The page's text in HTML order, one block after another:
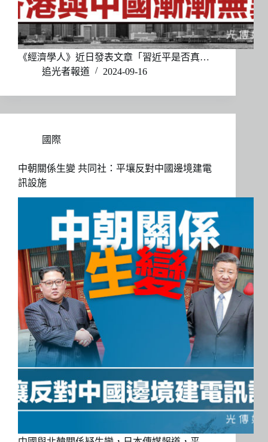
《經濟學人》近日發表文章「習近平是否真…
追光者報道
2024-09-16
國際
中朝關係生變 共同社：平壤反對中國邊境建電
訊設施